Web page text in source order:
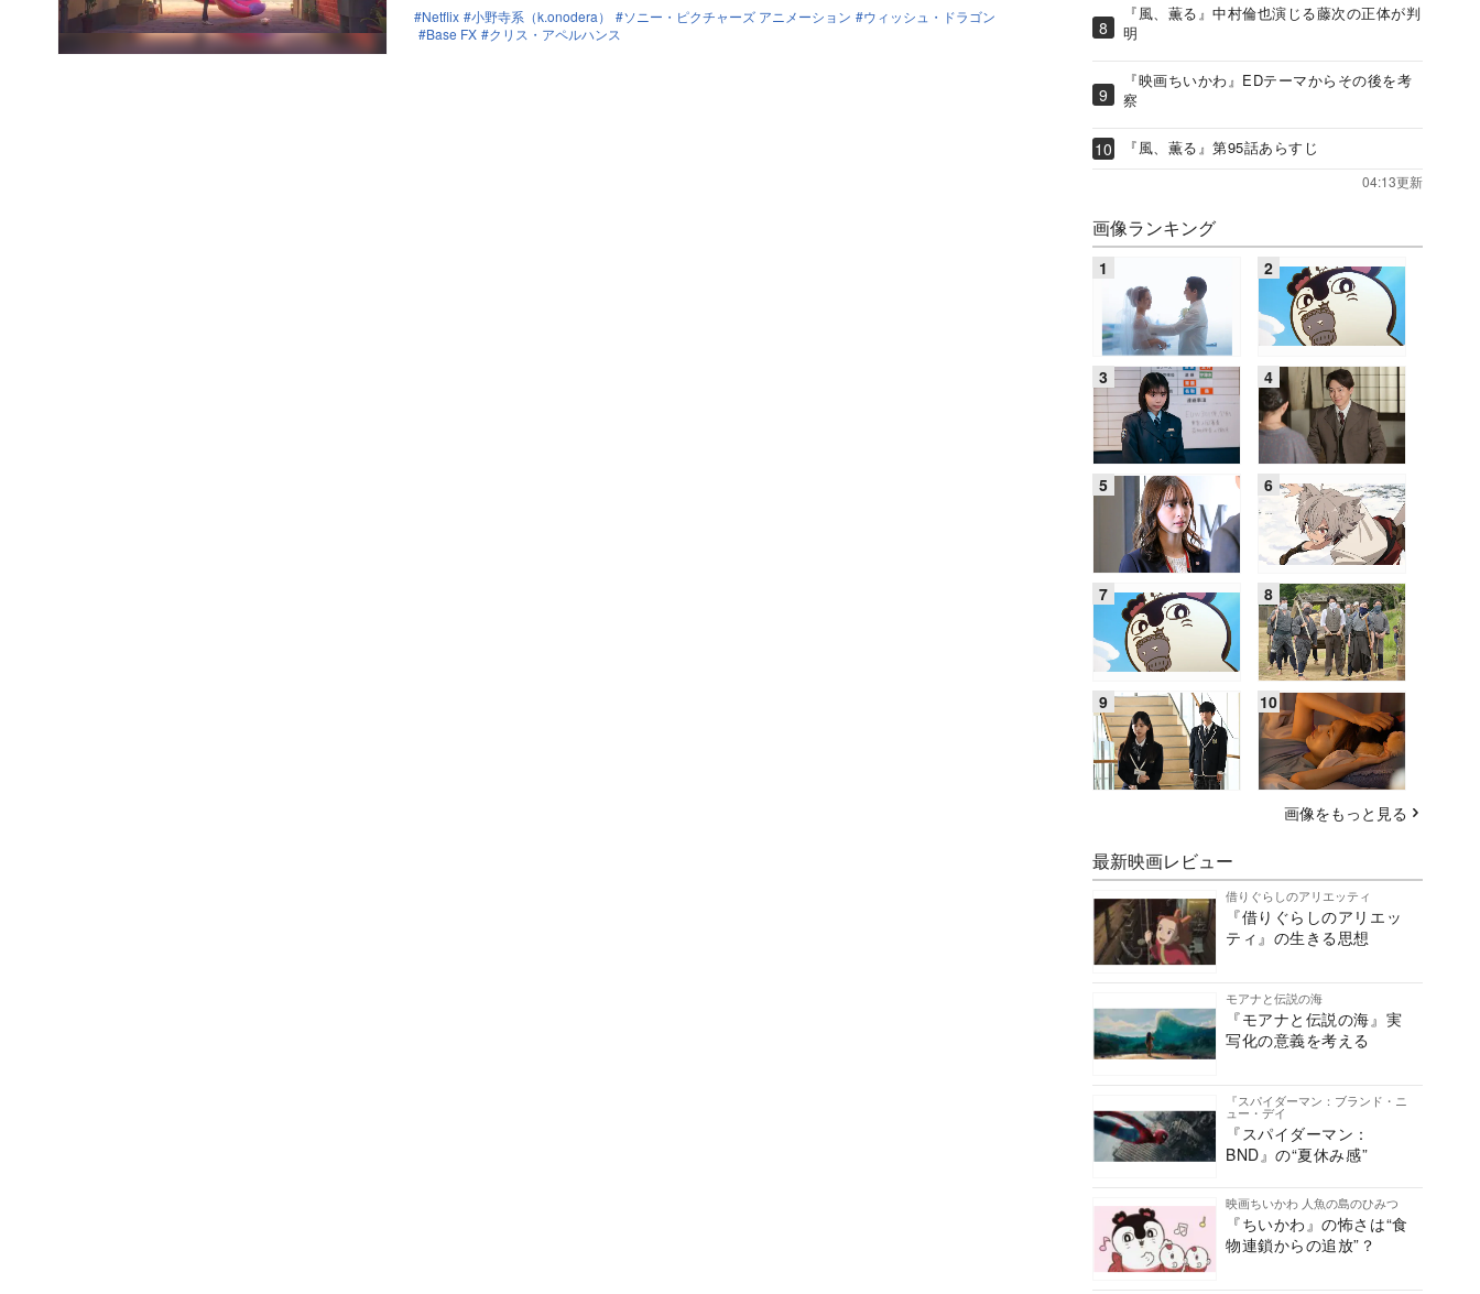
Netflix
小野寺系（k.onodera） ソニー・ピクチャーズ アニメーション
ウィッシュ・ドラゴン
Base FX
クリス・アペルハンス
『風、薫る』中村倫也演じる藤次の正体が判
明
『映画ちいかわ』EDテーマからその後を考
察
『風、薫る』第95話あらすじ
04:13更新
画像ランキング
画像をもっと見る
最新映画レビュー
借りぐらしのアリエッティ
『借りぐらしのアリエッ
ティ』の生きる思想
モアナと伝説の海
『モアナと伝説の海』実
写化の意義を考える
『スパイダーマン：ブランド・ニ
ュー・デイ
『スパイダーマン：
BND』の“夏休み感”
映画ちいかわ 人魚の島のひみつ
『ちいかわ』の怖さは“食
物連鎖からの追放”？